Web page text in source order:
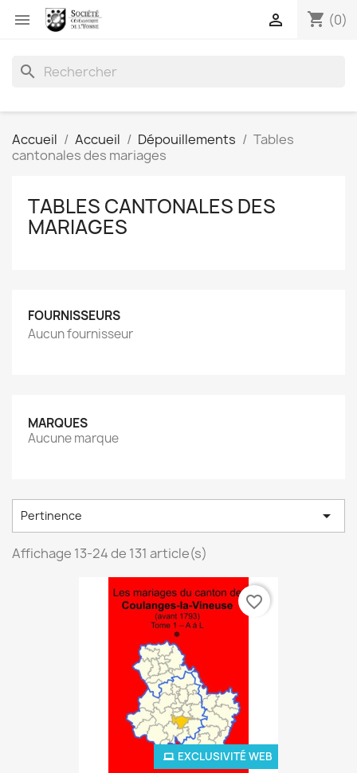
 shopping_cart (0)

search
Accueil Accueil Dépouillements
Tables
cantonales des mariages
TABLES CANTONALES DES
MARIAGES
FOURNISSEURS
Aucun fournisseur
MARQUES
Aucune marque
Pertinence 
Affichage 13-24 de 131 article(s)
EXCLUSIVITÉ WEB
favorite_border